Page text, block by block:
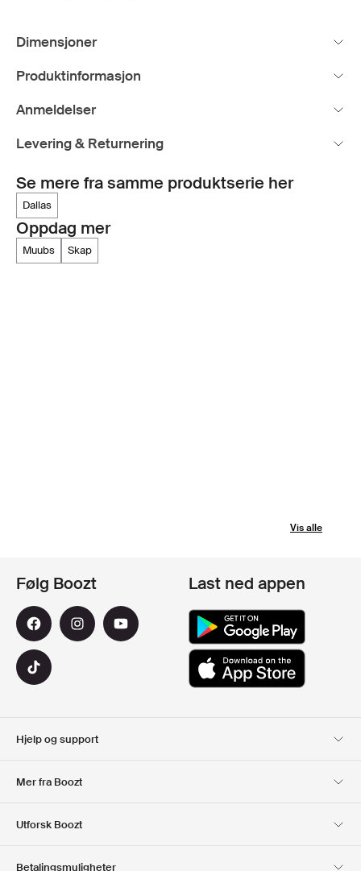
Dimensjoner
Produktinformasjon
Anmeldelser
Levering & Returnering
Se mere fra samme produktserie her
dallas
Oppdag mer
muubs skap
Vis alle
Hjelp og support
Mer fra Boozt
Club Boozt
Utforsk Boozt
Følg Boozt Last ned appen
Betalingsmuligheter